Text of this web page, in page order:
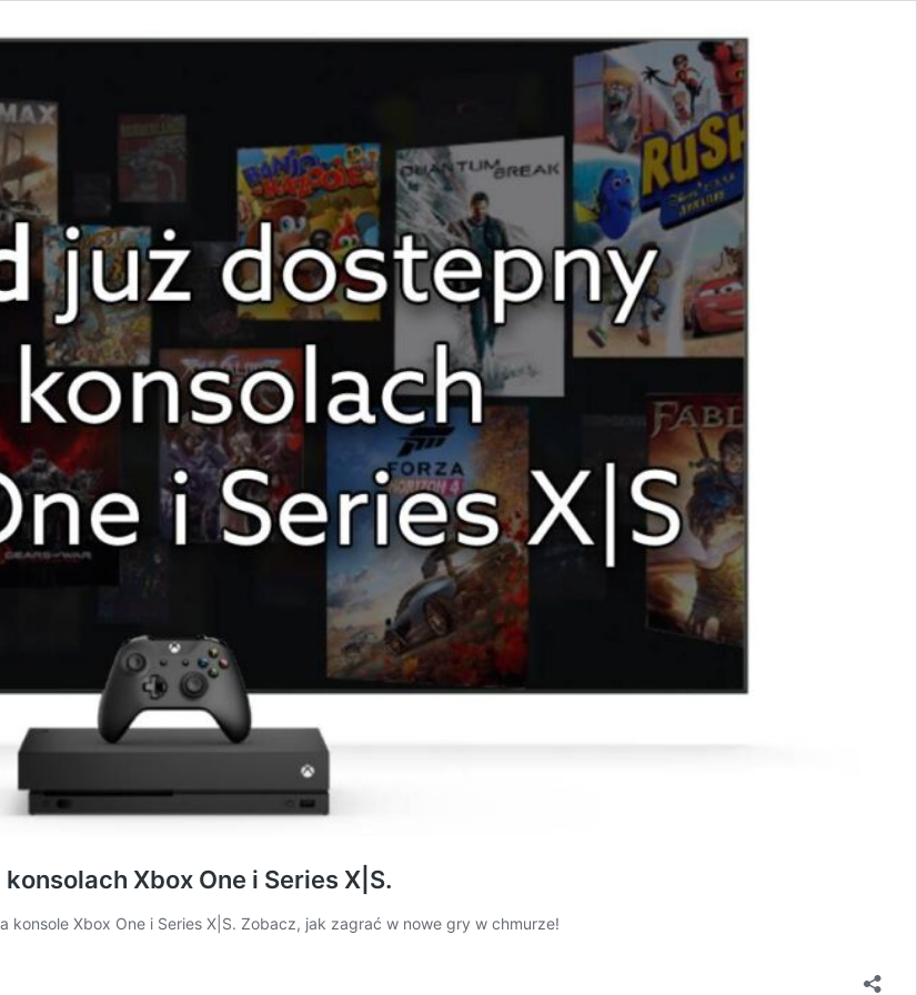
Xbox One i Series X|S.
Xbox One i Series X|S. Zobacz, jak zagrać w nowe gry w chmurze!